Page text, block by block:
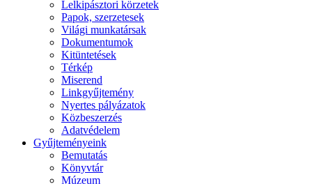
Lelkipásztori körzetek
Papok, szerzetesek
Világi munkatársak
Dokumentumok
Kitüntetések
Térkép
Miserend
Linkgyűjtemény
Nyertes pályázatok
Közbeszerzés
Adatvédelem
Gyűjteményeink
Bemutatás
Könyvtár
Múzeum